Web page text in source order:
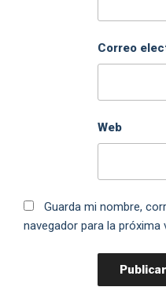
Correo
Web
Guarda mi nombre,
navegador para la próxima